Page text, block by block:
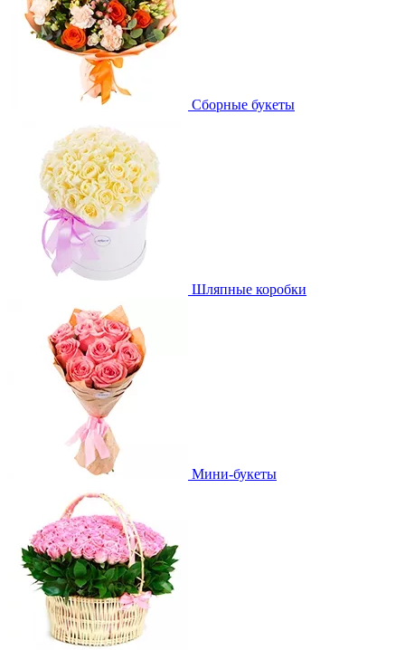
Сборные букеты
Шляпные коробки
Мини-букеты